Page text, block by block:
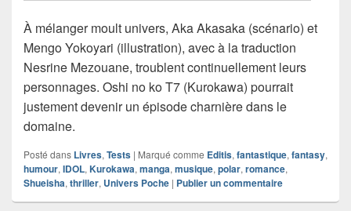
À mélanger moult univers, Aka Akasaka (scénario) et
Mengo Yokoyari (illustration), avec à la traduction
Nesrine Mezouane, troublent continuellement leurs
personnages. Oshi no ko T7 (Kurokawa) pourrait
justement devenir un épisode charnière dans le
domaine.
Posté dans Livres, Tests | Marqué comme Editis, fantastique, fantasy,
humour, IDOL, Kurokawa, manga, musique, polar, romance,
Shueisha, thriller, Univers Poche | Publier un commentaire